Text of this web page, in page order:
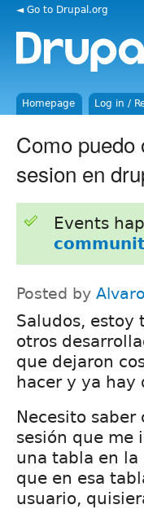
◄ Go to Drupal.org
Homepage Log in /
Como puedo
sesion en
Events
Posted by
Saludos, estoy
otros
que dejaron
hacer y ya hay
Necesito
sesión que me
una tabla en la
que en esa
usuario,